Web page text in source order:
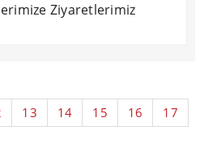
Ziyaretlerimiz
13 14 15 16
17